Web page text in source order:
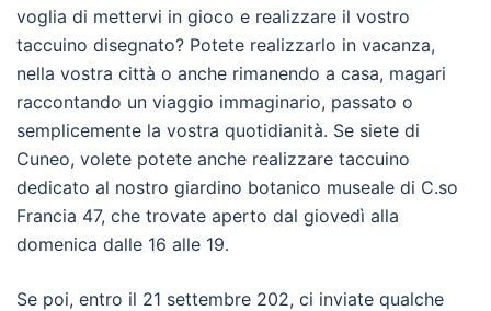
voglia di mettervi in gioco e realizzare il vostro
taccuino disegnato? Potete realizzarlo in vacanza,
nella vostra città o anche rimanendo a casa, magari
raccontando un viaggio immaginario, passato o
semplicemente la vostra quotidianità. Se siete di
Cuneo, volete potete anche realizzare taccuino
dedicato al nostro giardino botanico museale di C.so
Francia 47, che trovate aperto dal giovedì alla
domenica dalle 16 alle 19.
Se poi, entro il 21 settembre 202, ci inviate qualche